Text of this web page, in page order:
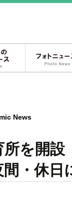
News
所を開設
・休日